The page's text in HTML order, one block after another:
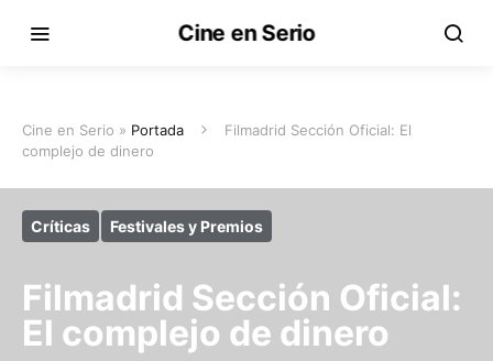
Cine en Serio
Cine en Serio » Portada
Filmadrid Sección Oficial: El
complejo de dinero
Críticas Festivales y Premios
Filmadrid Sección Oficial:
El complejo de dinero